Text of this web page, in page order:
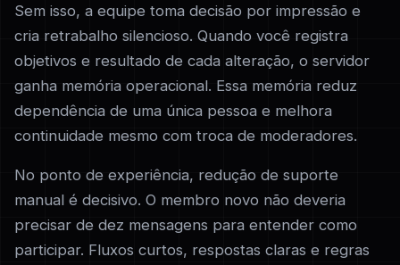
Sem isso, a equipe toma decisão por impressão e
cria retrabalho silencioso. Quando você registra
objetivos e resultado de cada alteração, o servidor
ganha memória operacional. Essa memória reduz
dependência de uma única pessoa e melhora
continuidade mesmo com troca de moderadores.
No ponto de experiência, redução de suporte
manual é decisivo. O membro novo não deveria
precisar de dez mensagens para entender como
participar. Fluxos curtos, respostas claras e regras